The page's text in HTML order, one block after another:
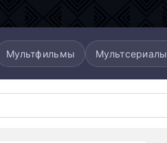
Мультфильмы Мультсериалы